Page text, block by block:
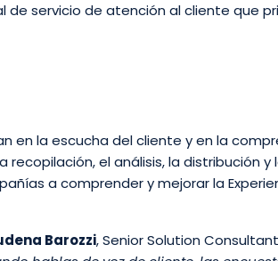
de servicio de atención al cliente que
en la escucha del cliente y en la
el análisis, la distribución y
a comprender y mejorar la
Barozzi, Senior Solution